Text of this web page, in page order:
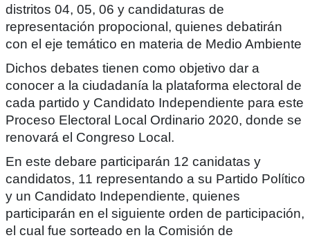
distritos 04, 05, 06 y candidaturas de
representación propocional, quienes debatirán
con el eje temático en materia de Medio Ambiente
Dichos debates tienen como objetivo dar a
conocer a la ciudadanía la plataforma electoral de
cada partido y Candidato Independiente para este
Proceso Electoral Local Ordinario 2020, donde se
renovará el Congreso Local.
En este debare participarán 12 canidatas y
candidatos, 11 representando a su Partido Político
y un Candidato Independiente, quienes
participarán en el siguiente orden de participación,
el cual fue sorteado en la Comisión de